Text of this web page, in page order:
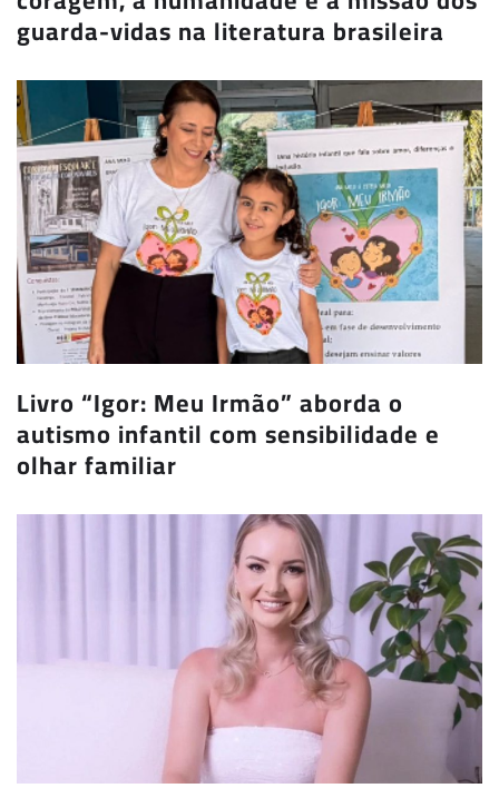
guarda-vidas na literatura brasileira
Livro “Igor: Meu Irmão” aborda o
autismo infantil com sensibilidade e
olhar familiar